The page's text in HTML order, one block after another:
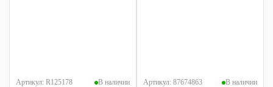
Артикул: R125178 В наличии Артикул: 87674863 В наличии